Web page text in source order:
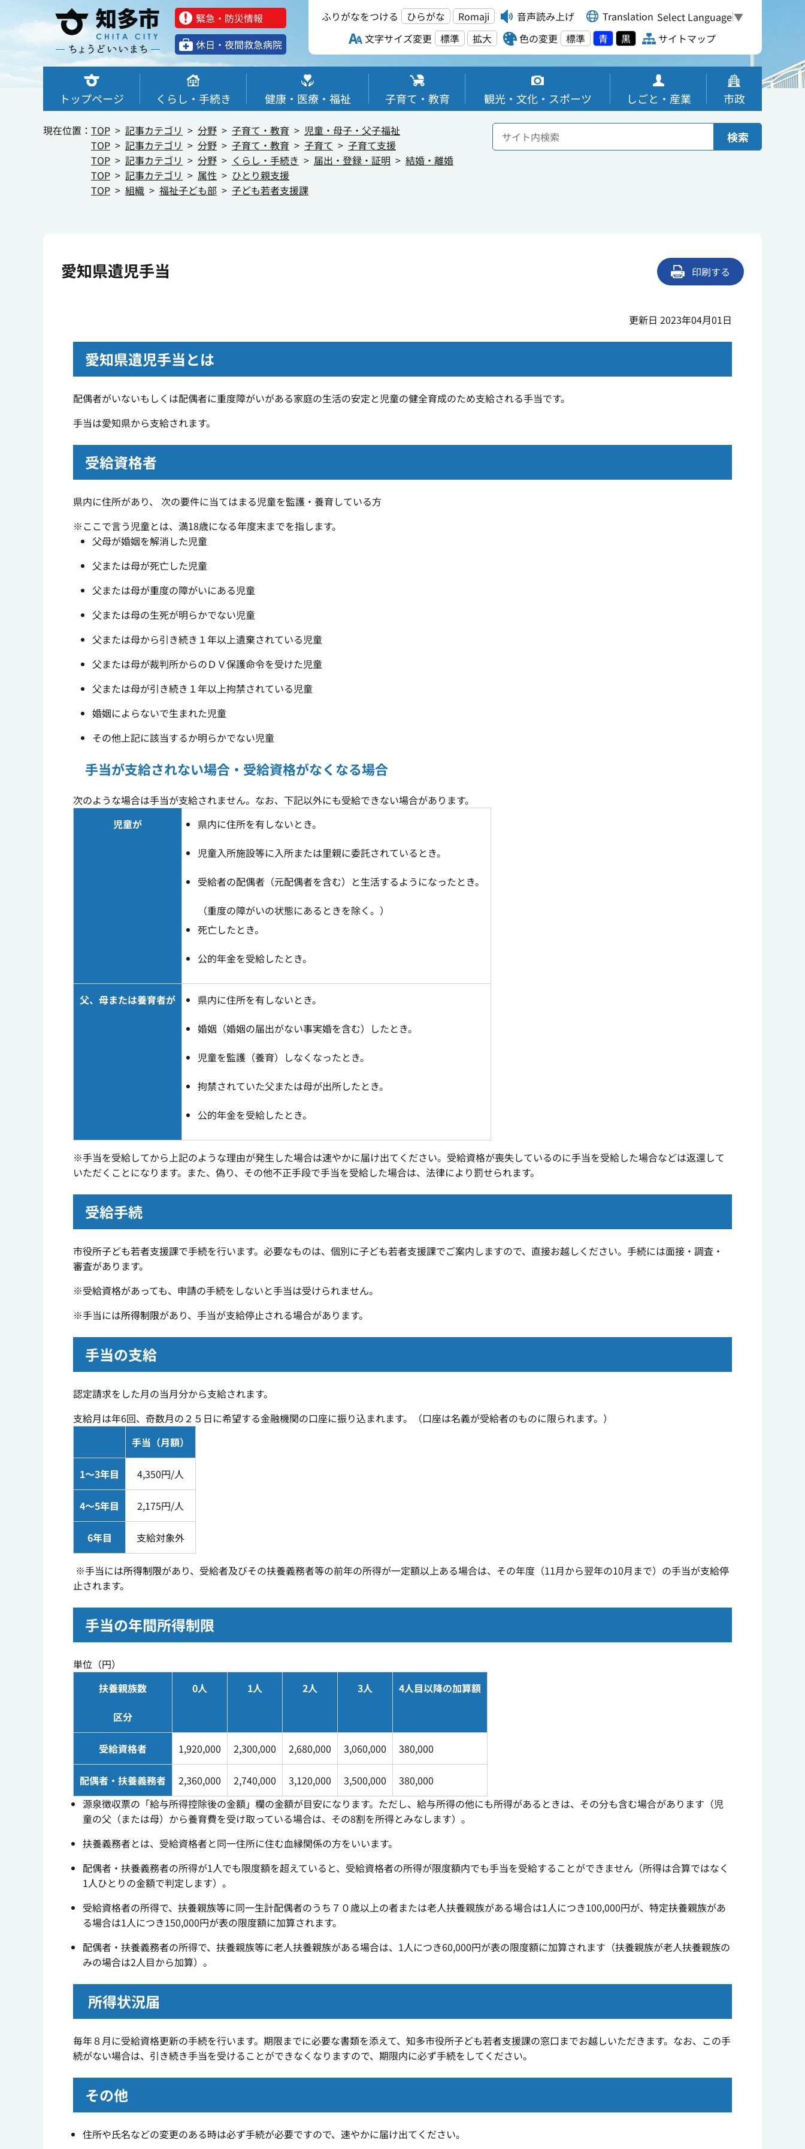
緊急・防災情報
休⽇・夜間救急病院
ふりがなをつける ひらがな Romaji 音声読み上げ Translation Select Language▼
文字サイズ変更
標準 拡大 色の変更 標準 青 黒 サイトマップ
トップページ くらし・手続き 健康・医療・福祉 子育て・教育 観光・文化・スポーツ しごと・産業 市政
現在位置： TOP 記事カテゴリ 分野 子育て・教育
児童・母子・父子福祉
TOP
記事カテゴリ 分野 子育て・教育 子育て
子育て支援
TOP
記事カテゴリ 分野 くらし・手続き 届出・登録・証明
結婚・離婚
TOP
記事カテゴリ 属性
ひとり親支援
TOP
組織 福祉子ども部 子ども若者支援課
検索
愛知県遺児手当 印刷する
更新日 2023年04月01日
愛知県遺児手当とは
配偶者がいないもしくは配偶者に重度障がいがある家庭の生活の安定と児童の健全育成のため支給される手当です。
手当は愛知県から支給されます。
受給資格者
県内に住所があり、 次の要件に当てはまる児童を監護・養育している方
※ここで言う児童とは、満18歳になる年度末までを指します。
父母が婚姻を解消した児童
父または母が死亡した児童
父または母が重度の障がいにある児童
父または母の生死が明らかでない児童
父または母から引き続き１年以上遺棄されている児童
父または母が裁判所からのＤＶ保護命令を受けた児童
父または母が引き続き１年以上拘禁されている児童
婚姻によらないで生まれた児童
その他上記に該当するか明らかでない児童
手当が支給されない場合・受給資格がなくなる場合
次のような場合は手当が支給されません。なお、下記以外にも受給できない場合があります。
児童が
県内に住所を有しないとき。
児童入所施設等に入所または里親に委託されているとき。
受給者の配偶者（元配偶者を含む）と生活するようになったとき。
（重度の障がいの状態にあるときを除く。）
死亡したとき。
公的年金を受給したとき。
父、母または養育者が
県内に住所を有しないとき。
婚姻（婚姻の届出がない事実婚を含む）したとき。
児童を監護（養育）しなくなったとき。
拘禁されていた父または母が出所したとき。
公的年金を受給したとき。
※手当を受給してから上記のような理由が発生した場合は速やかに届け出てください。受給資格が喪失しているのに手当を受給した場合などは返還して
いただくことになります。また、偽り、その他不正手段で手当を受給した場合は、法律により罰せられます。
受給手続
市役所子ども若者支援課で手続を行います。必要なものは、個別に子ども若者支援課でご案内しますので、直接お越しください。手続には面接・調査・
審査があります。
※受給資格があっても、申請の手続をしないと手当は受けられません。
※手当には所得制限があり、手当が支給停止される場合があります。
手当の支給
認定請求をした月の当月分から支給されます。
支給月は年6回、奇数月の２５日に希望する金融機関の口座に振り込まれます。（口座は名義が受給者のものに限られます。）
手当（月額）
1～3年目 4,350円/人
4～5年目 2,175円/人
6年目 支給対象外
※手当には所得制限があり、受給者及びその扶養義務者等の前年の所得が一定額以上ある場合は、その年度（11月から翌年の10月まで）の手当が支給停
止されます。
手当の年間所得制限
単位（円）
扶養親族数
区分
0人 1人 2人 3人 4人目以降の加算額
受給資格者 1,920,000 2,300,000 2,680,000 3,060,000 380,000
配偶者・扶養義務者 2,360,000 2,740,000 3,120,000 3,500,000
380,000
源泉徴収票の「給与所得控除後の金額」欄の金額が目安になります。ただし、給与所得の他にも所得があるときは、その分も含む場合があります（児
童の父（または母）から養育費を受け取っている場合は、その8割を所得とみなします）。
扶養義務者とは、受給資格者と同一住所に住む血縁関係の方をいいます。
配偶者・扶養義務者の所得が1人でも限度額を超えていると、受給資格者の所得が限度額内でも手当を受給することができません（所得は合算ではなく
1人ひとりの金額で判定します）。
受給資格者の所得で、扶養親族等に同一生計配偶者のうち７０歳以上の者または老人扶養親族がある場合は1人につき100,000円が、特定扶養親族があ
る場合は1人につき150,000円が表の限度額に加算されます。
配偶者・扶養義務者の所得で、扶養親族等に老人扶養親族がある場合は、1人につき60,000円が表の限度額に加算されます（扶養親族が老人扶養親族の
みの場合は2人目から加算）。
所得状況届
毎年８月に受給資格更新の手続を行います。期限までに必要な書類を添えて、知多市役所子ども若者支援課の窓口までお越しいただきます。なお、この手
続がない場合は、引き続き手当を受けることができなくなりますので、期限内に必ず手続をしてください。
その他
住所や氏名などの変更のある時は必ず手続が必要ですので、速やかに届け出てください。